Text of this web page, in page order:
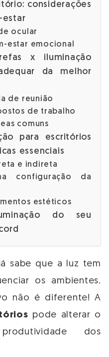
considerações
estar
ocular
estar emocional
x iluminação
da melhor
de reunião
de trabalho
comuns
para escritórios
essenciais
e indireta
configuração da
estéticos
do seu
sabe que a luz tem
os ambientes.
não é diferente! A
pode alterar o
dos